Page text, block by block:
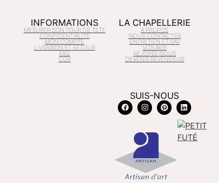
INFORMATIONS
MESURER SON TOUR DE TETE
CONFIDENTIALITÉ
MON COMPTE
LIVRAISON ET RETOUR
FAQ
CGV
LA CHAPELLERIE
À PROPOS
NOUS CONTACTER
ENTRETIEN ET SAV
VOS AVIS
REJOINS-NOUS
DEVENIR REVENDEUR
SUIS-NOUS